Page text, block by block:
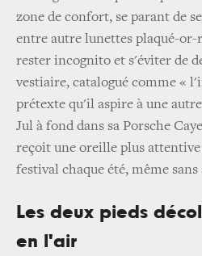
zone de confort, se parant de
entre autre lunettes plaqué-or-
rester incognito et s'éviter de
vestiaire, catalogué comme «
prétexte qu'il aspire à une
Jul à fond dans sa Porsche
reçoit une oreille plus attentive
festival chaque été, même
Les deux pieds
en l'air